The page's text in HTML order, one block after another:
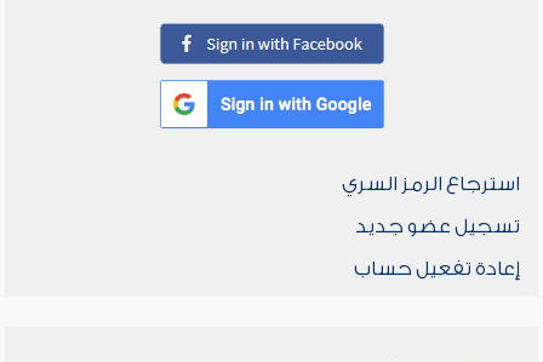
استرجاع الرمز السري
تسجيل عضو جديد
إعادة تفعيل حساب